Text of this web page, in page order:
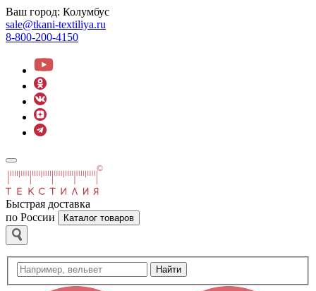
Ваш город: Колумбус
sale@tkani-textiliya.ru
8-800-200-4150
Быстрая доставка
по России
Каталог товаров
Найти